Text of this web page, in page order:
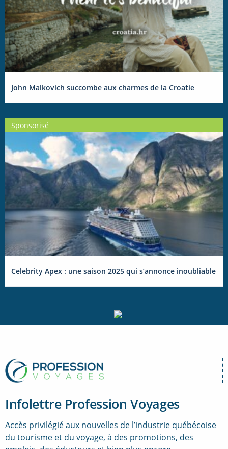
John Malkovich succombe aux charmes de la Croatie
Sponsorisé
Celebrity Apex : une saison 2025 qui s’annonce inoubliable
Infolettre Profession Voyages
Accès privilégié aux nouvelles de l’industrie québécoise
du tourisme et du voyage, à des promotions, des